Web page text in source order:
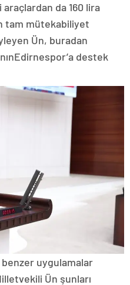
araçlardan da 160 lira
tam mütekabiliyet
Ün, buradan
destek
benzer uygulamalar
Ün şunları